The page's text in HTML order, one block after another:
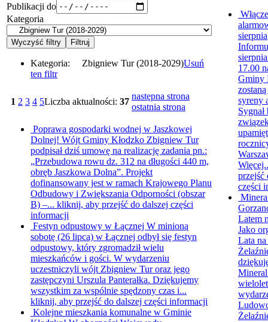
Publikacji do
Kategoria
Kategoria: Zbigniew Tur (2018-2029)Usuń
ten filtr
1 2 3 4 5Liczba aktualności: 37
następna strona
ostatnia strona
Poprawa gospodarki wodnej w Jaszkowej
Dolnej! Wójt Gminy Kłodzko Zbigniew Tur
podpisał dziś umowę na realizację zadania pn.:
„Przebudowa rowu dz. 312 na długości 440 m,
obręb Jaszkowa Dolna”. Projekt
dofinansowany jest w ramach Krajowego Planu
Odbudowy i Zwiększania Odporności (obszar
B) –... kliknij, aby przejść do dalszej części
informacji
Festyn odpustowy w Łącznej W minioną
sobotę (26 lipca) w Łącznej odbył się festyn
odpustowy, który zgromadził wielu
mieszkańców i gości. W wydarzeniu
uczestniczyli wójt Zbigniew Tur oraz jego
zastępczyni Urszula Panterałka. Dziękujemy
wszystkim za wspólnie spędzony czas i...
kliknij, aby przejść do dalszej części informacji
Kolejne mieszkania komunalne w Gminie
sierpnia
17.00
Gminy
syreny
przejść
części
Latem
Jako
Lata